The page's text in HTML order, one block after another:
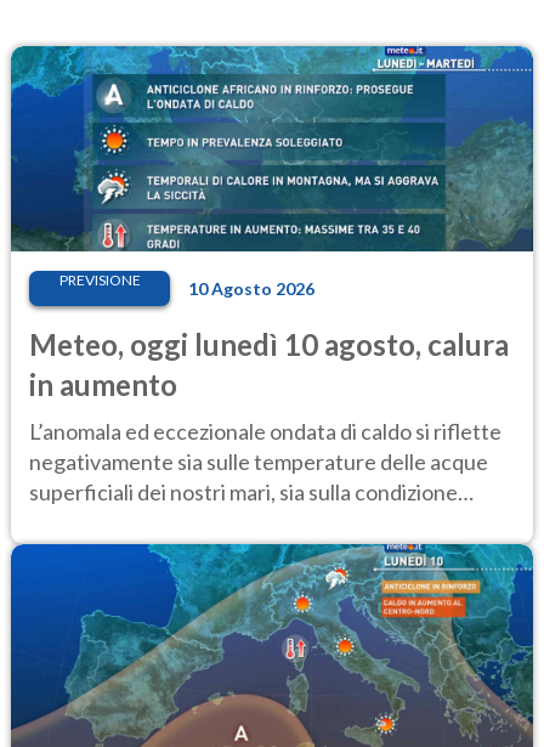
PREVISIONE 10 Agosto 2026
Meteo, oggi lunedì 10 agosto, calura
in aumento
L’anomala ed eccezionale ondata di caldo si riflette
negativamente sia sulle temperature delle acque
superficiali dei nostri mari, sia sulla condizione